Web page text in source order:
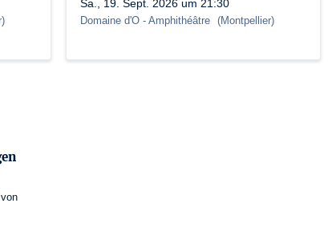
)
Sa., 19. Sept. 2026 um 21:30
Domaine d'O - Amphithéâtre (Montpellier)